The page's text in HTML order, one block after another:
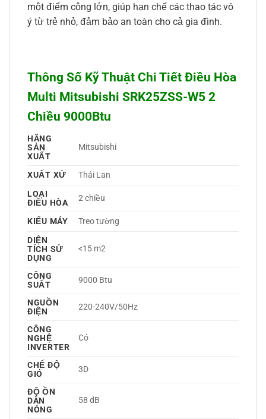
một điểm cộng lớn, giúp hạn chế các thao tác vô
ý từ trẻ nhỏ, đảm bảo an toàn cho cả gia đình.
Thông Số Kỹ Thuật Chi Tiết Điều Hòa
Multi Mitsubishi SRK25ZSS-W5 2
Chiều 9000Btu
HÃNG
SẢN
XUẤT
Mitsubishi
XUẤT XỨ
Thái Lan
LOẠI
ĐIỀU HÒA
2 chiều
KIỂU MÁY
Treo tường
DIỆN
TÍCH SỬ
DỤNG
<15 m2
CÔNG
SUẤT
9000 Btu
NGUỒN
ĐIỆN
220-240V/50Hz
CÔNG
NGHỆ
INVERTER
Có
CHẾ ĐỘ
GIÓ
3D
ĐỘ ỒN
DÀN
NÓNG
58 dB